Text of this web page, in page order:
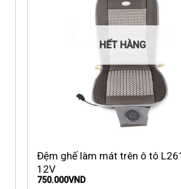
HẾT HÀNG
Đệm ghế làm mát trên ô tô
12V
750.000VND